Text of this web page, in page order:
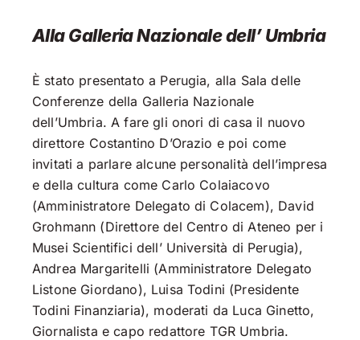
Alla Galleria Nazionale dell’ Umbria
È stato presentato a Perugia, alla Sala delle
Conferenze della Galleria Nazionale
dell’Umbria. A fare gli onori di casa il nuovo
direttore Costantino D’Orazio e poi come
invitati a parlare alcune personalità dell’impresa
e della cultura come Carlo Colaiacovo
(Amministratore Delegato di Colacem), David
Grohmann (Direttore del Centro di Ateneo per i
Musei Scientifici dell’ Università di Perugia),
Andrea Margaritelli (Amministratore Delegato
Listone Giordano), Luisa Todini (Presidente
Todini Finanziaria), moderati da Luca Ginetto,
Giornalista e capo redattore TGR Umbria.